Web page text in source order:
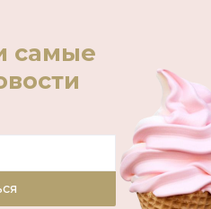
самые